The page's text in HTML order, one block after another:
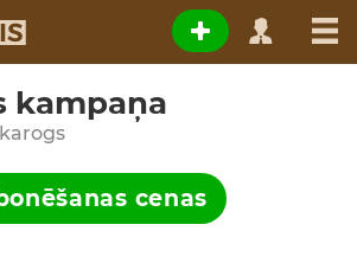
kampaņa
cenas